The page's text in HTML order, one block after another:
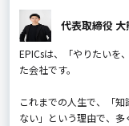
代表取締役 大
EPICsは、「やりたいを
た会社です。
これまでの人生で、「
ない」という理由で、